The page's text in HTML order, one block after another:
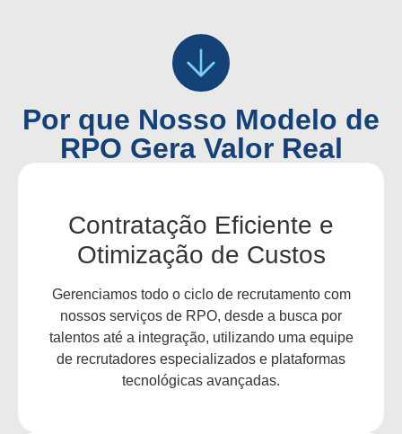
Por que Nosso Modelo de
RPO Gera Valor Real
Contratação Eficiente e
Otimização de Custos
Gerenciamos todo o ciclo de recrutamento com
nossos serviços de RPO, desde a busca por
talentos até a integração, utilizando uma equipe
de recrutadores especializados e plataformas
tecnológicas avançadas.